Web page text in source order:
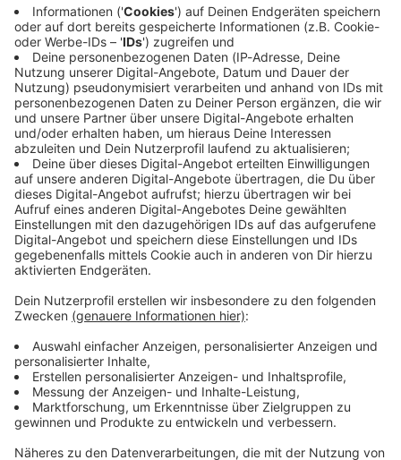
Unsere Aktionen:
Aktionen
ANTENNE BAYERN – Bock auf Bayern:
Hier Urlaubs-Highlights sichern!
Gemeinsam machen wir Bayern in diesem Sommer
zum heißesten Urlaubs-Spot der Welt! Worauf habt
ihr Bock? Macht mit, verratet es uns und lasst es uns
zusammen erleben.